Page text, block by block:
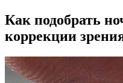
Как подобрать
коррекции